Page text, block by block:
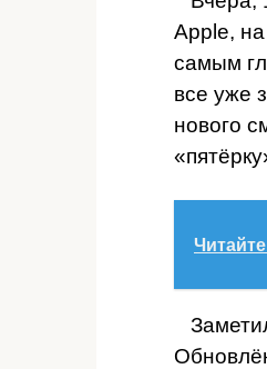
Apple,
самым
все уже
нового